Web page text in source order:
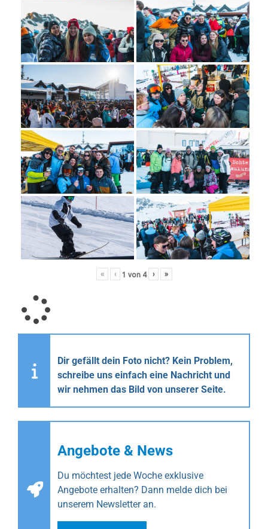
« ‹ 1 von 4 › »
Dir gefällt dein Foto nicht? Kein Problem,
schreibe uns einfach eine Nachricht und
wir nehmen das Bild von unserer Seite.
Angebote & News
Du möchtest jede Woche exklusive
Angebote erhalten? Dann melde dich bei
unserem Newsletter an.